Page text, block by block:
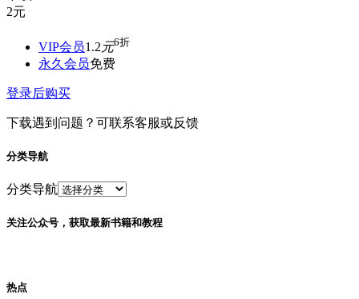
2元
VIP会员1.2 元6折
永久会员免费
登录后购买
下载遇到问题？可联系客服或反馈
分类导航
分类导航
关注公众号，获取最新书籍和教程
热点